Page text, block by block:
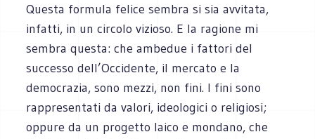
Questa formula felice sembra si sia avvitata,
infatti, in un circolo vizioso. E la ragione mi
sembra questa: che ambedue i fattori del
successo dell’Occidente, il mercato e la
democrazia, sono mezzi, non fini. I fini sono
rappresentati da valori, ideologici o religiosi;
oppure da un progetto laico e mondano, che